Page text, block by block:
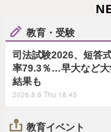
教育・受験
司法試験2026、短答
率79.3％…早大など大
結果も
2026.8.6 Thu 18:45
教育イベント